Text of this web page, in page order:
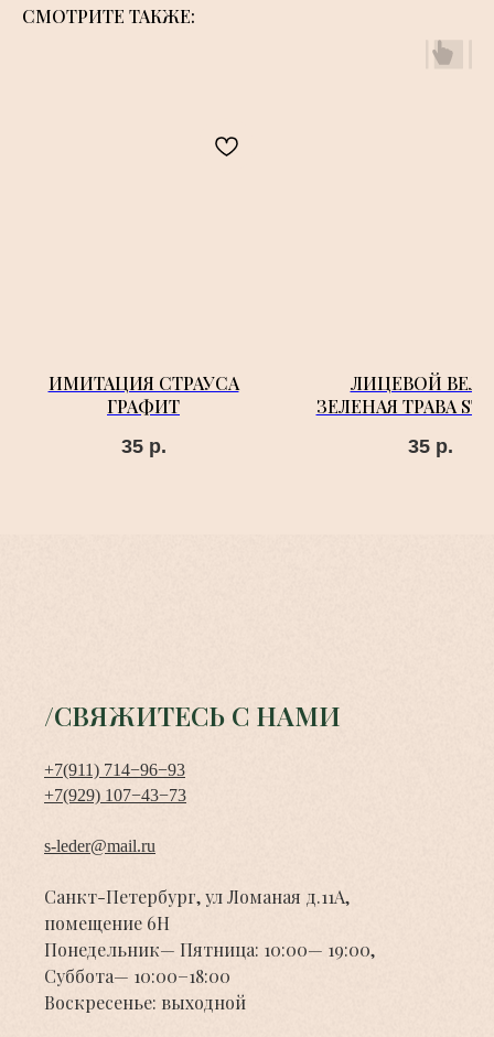
СМОТРИТЕ ТАКЖЕ:
ИМИТАЦИЯ СТРАУСА
ГРАФИТ
35 р.
ЛИЦЕВОЙ
ЗЕЛЕНАЯ ТРАВА
35 р.
/СВЯЖИТЕСЬ С НАМИ
+7(911) 714−96−93
+7(929) 107−43−73
s-leder@mail.ru
Санкт-Петербург, ул Ломаная д.11А,
помещение 6Н
Понедельник— Пятница: 10:00— 19:00,
Суббота— 10:00−18:00
Воскресенье: выходной